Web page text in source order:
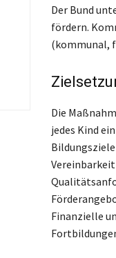
Der Bund
fördern.
(kommunal,
Die
jedes Kind
Finanzielle